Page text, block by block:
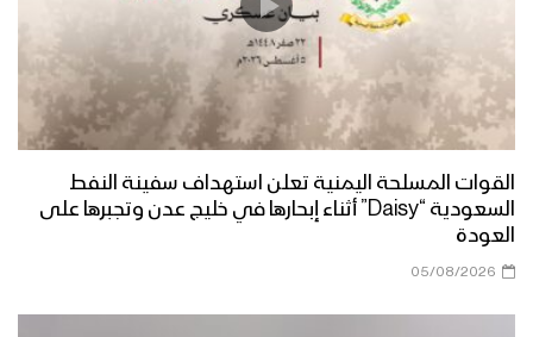
القوات المسلحة اليمنية تعلن استهداف سفينة النفط
السعودية “Daisy” أثناء إبحارها في خليج عدن وتجبرها على
العودة
05/08/2026